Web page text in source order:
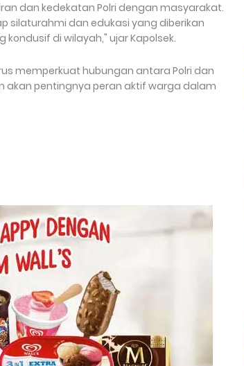
dan kedekatan Polri dengan masyarakat.
silaturahmi dan edukasi yang diberikan
di wilayah," ujar Kapolsek.
memperkuat hubungan antara Polri dan
pentingnya peran aktif warga dalam